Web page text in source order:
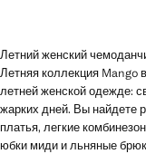
Летний женский
Летняя коллекция
летней женской одежде:
жарких дней. Вы найдете
платья, легкие
юбки миди и льняные